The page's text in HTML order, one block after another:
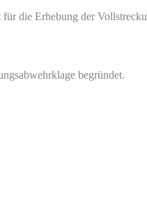
die Erhebung der
begründet.